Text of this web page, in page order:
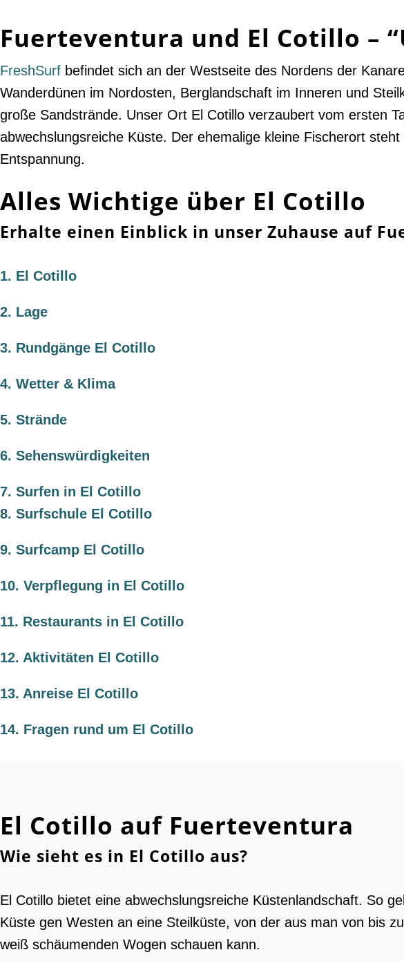
Fuerteventura und El Cotillo – “
FreshSurf befindet sich an der Westseite des Nordens der
Wanderdünen im Nordosten, Berglandschaft im Inneren und
große Sandstrände. Unser Ort El Cotillo verzaubert vom ersten
abwechslungsreiche Küste. Der ehemalige kleine Fischerort
Entspannung.
Alles Wichtige über El Cotillo
Erhalte einen Einblick in unser Zuhause auf
1. El Cotillo
2. Lage
3. Rundgänge El Cotillo
4. Wetter & Klima
5. Strände
6. Sehenswürdigkeiten
7. Surfen in El Cotillo
8. Surfschule El Cotillo
9. Surfcamp El Cotillo
10. Verpflegung in El Cotillo
11. Restaurants in El Cotillo
12. Aktivitäten El Cotillo
13. Anreise El Cotillo
14. Fragen rund um El Cotillo
El Cotillo auf Fuerteventura
Wie sieht es in El Cotillo aus?
El Cotillo bietet eine abwechslungsreiche Küstenlandschaft. So
Küste gen Westen an eine Steilküste, von der aus man von bis
weiß schäumenden Wogen schauen kann.